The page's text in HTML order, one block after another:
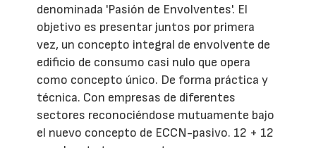
denominada 'Pasión de Envolventes'. El
objetivo es presentar juntos por primera
vez, un concepto integral de envolvente de
edificio de consumo casi nulo que opera
como concepto único. De forma práctica y
técnica. Con empresas de diferentes
sectores reconociéndose mutuamente bajo
el nuevo concepto de ECCN-pasivo. 12 + 12